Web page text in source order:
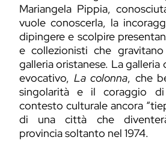
Mariangela Pippia,
vuole conoscerla, la
dipingere e scolpire
e collezionisti che
galleriaoristanese. La galleria
evocativo, La colonna, che
singolarità e il coraggio
contesto culturale ancora
di una città che
provincia soltanto nel 1974.